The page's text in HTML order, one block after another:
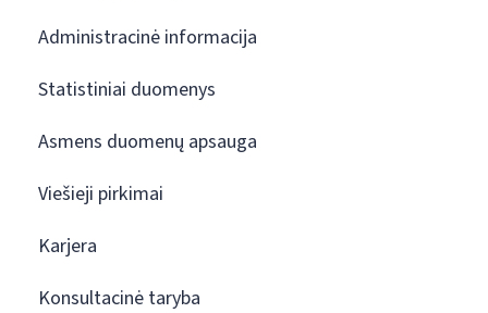
Administracinė informacija
Statistiniai duomenys
Asmens duomenų apsauga
Viešieji pirkimai
Karjera
Konsultacinė taryba